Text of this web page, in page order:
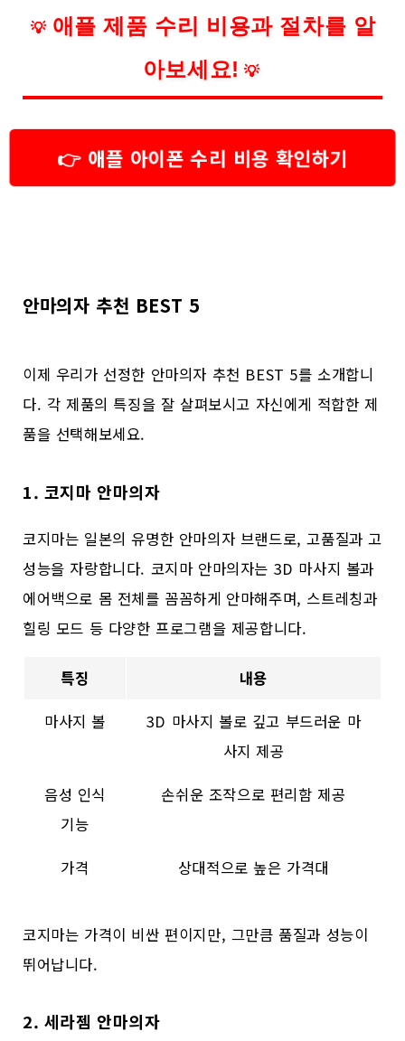
💡 애플 제품 수리 비용과 절차를 알
아보세요! 💡
👉 애플 아이폰 수리 비용 확인하기
안마의자 추천 BEST 5
이제 우리가 선정한 안마의자 추천 BEST 5를 소개합니
다. 각 제품의 특징을 잘 살펴보시고 자신에게 적합한 제
품을 선택해보세요.
1. 코지마 안마의자
코지마는 일본의 유명한 안마의자 브랜드로, 고품질과 고
성능을 자랑합니다. 코지마 안마의자는 3D 마사지 볼과
에어백으로 몸 전체를 꼼꼼하게 안마해주며, 스트레칭과
힐링 모드 등 다양한 프로그램을 제공합니다.
특징
내용
마사지 볼
3D 마사지 볼로 깊고 부드러운 마
사지 제공
음성 인식
기능
손쉬운 조작으로 편리함 제공
가격 상대적으로 높은 가격대
코지마는 가격이 비싼 편이지만, 그만큼 품질과 성능이
뛰어납니다.
2. 세라젬 안마의자